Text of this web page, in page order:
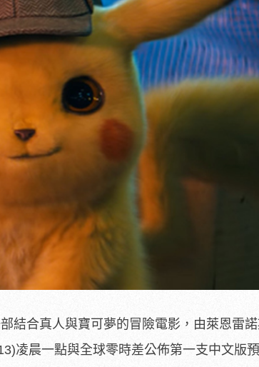
結合真人與寶可夢的冒險電影，由萊恩雷
凌晨一點與全球零時差公佈第一支中文版